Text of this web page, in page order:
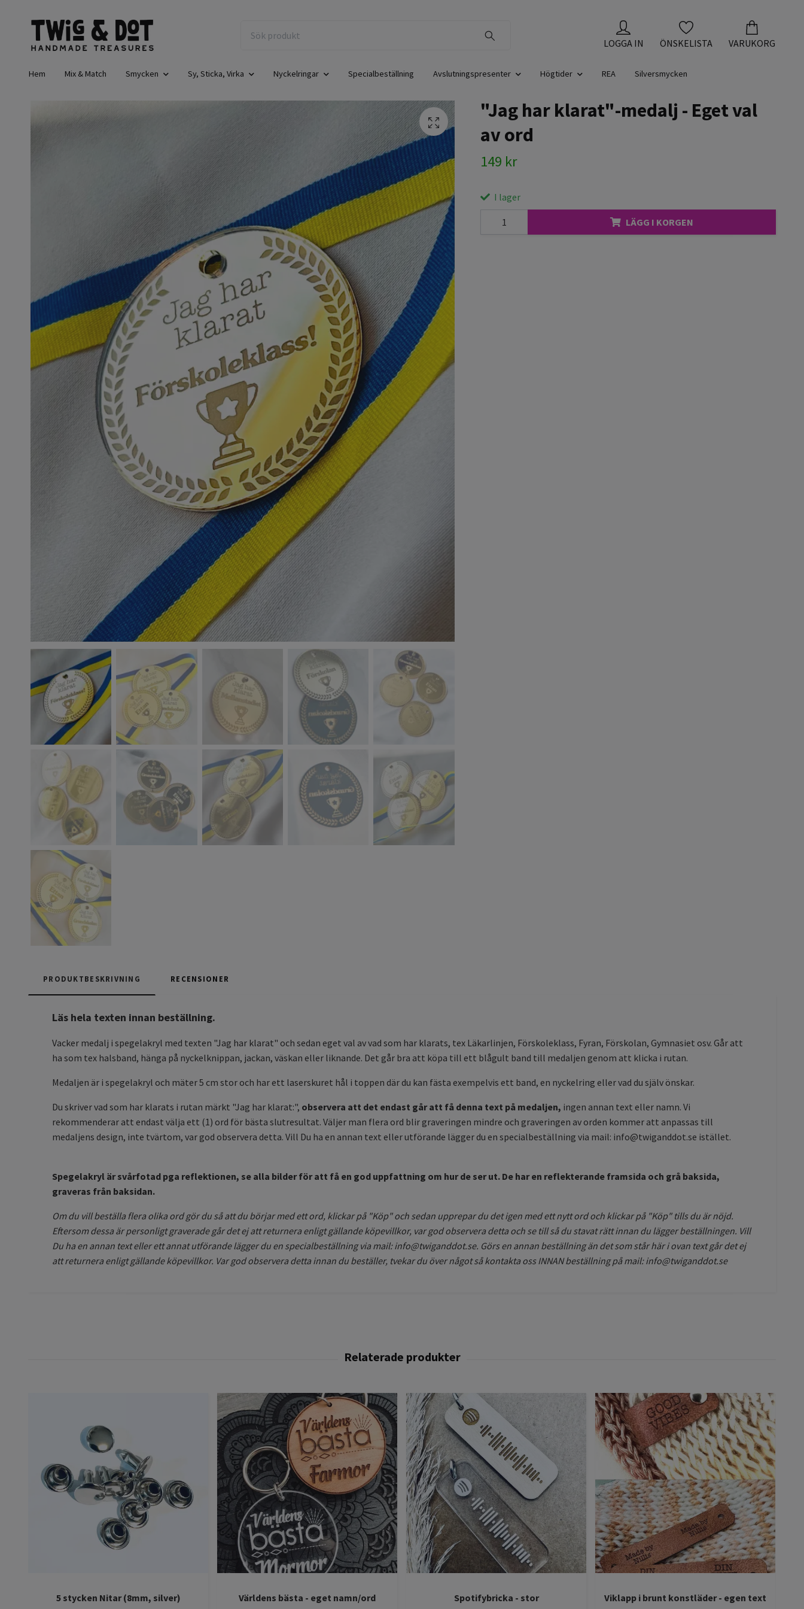
LOGGA IN ÖNSKELISTA VARUKORG
Hem Mix & Match Smycken Sy, Sticka, Virka Nyckelringar Specialbeställning Avslutningspresenter Högtider REA Silversmycken
"Jag har klarat"-medalj - Eget val
av ord
149 kr
I lager
LÄGG I KORGEN
PRODUKTBESKRIVNING RECENSIONER
Läs hela texten innan beställning.
Vacker medalj i spegelakryl med texten "Jag har klarat" och sedan eget val av vad som har klarats, tex Läkarlinjen, Förskoleklass, Fyran, Förskolan, Gymnasiet osv. Går att
ha som tex halsband, hänga på nyckelknippan, jackan, väskan eller liknande. Det går bra att köpa till ett blågult band till medaljen genom att klicka i rutan.
Medaljen är i spegelakryl och mäter 5 cm stor och har ett laserskuret hål i toppen där du kan fästa exempelvis ett band, en nyckelring eller vad du själv önskar.
Du skriver vad som har klarats i rutan märkt "Jag har klarat:", observera att det endast går att få denna text på medaljen, ingen annan text eller namn. Vi
rekommenderar att endast välja ett (1) ord för bästa slutresultat. Väljer man flera ord blir graveringen mindre och graveringen av orden kommer att anpassas till
medaljens design, inte tvärtom, var god observera detta. Vill Du ha en annan text eller utförande lägger du en specialbeställning via mail: info@twiganddot.se istället.
Spegelakryl är svårfotad pga reflektionen, se alla bilder för att få en god uppfattning om hur de ser ut. De har en reflekterande framsida och grå baksida,
graveras från baksidan.
Om du vill beställa flera olika ord gör du så att du börjar med ett ord, klickar på "Köp" och sedan upprepar du det igen med ett nytt ord och klickar på "Köp" tills du är nöjd.
Eftersom dessa är personligt graverade går det ej att returnera enligt gällande köpevillkor, var god observera detta och se till så du stavat rätt innan du lägger beställningen. Vill
Du ha en annan text eller ett annat utförande lägger du en specialbeställning via mail:info@twiganddot.se. Görs en annan beställning än det som står här i ovan text går det ej
att returnera enligt gällande köpevillkor. Var god observera detta innan du beställer, tvekar du över något så kontakta oss INNAN beställning på mail:info@twiganddot.se
5 stycken Nitar (8mm, silver)
Världens bästa - eget namn/ord
Spotifybricka - stor
Viklapp i brunt konstläder - egen text